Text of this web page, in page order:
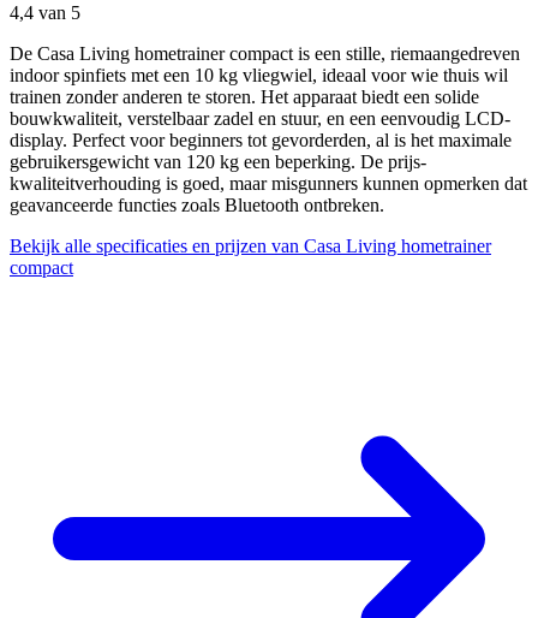
4,4 van 5
De Casa Living hometrainer compact is een stille, riemaangedreven
indoor spinfiets met een 10 kg vliegwiel, ideaal voor wie thuis wil
trainen zonder anderen te storen. Het apparaat biedt een solide
bouwkwaliteit, verstelbaar zadel en stuur, en een eenvoudig LCD-
display. Perfect voor beginners tot gevorderden, al is het maximale
gebruikersgewicht van 120 kg een beperking. De prijs-
kwaliteitverhouding is goed, maar misgunners kunnen opmerken dat
geavanceerde functies zoals Bluetooth ontbreken.
Bekijk alle specificaties en prijzen van Casa Living hometrainer
compact